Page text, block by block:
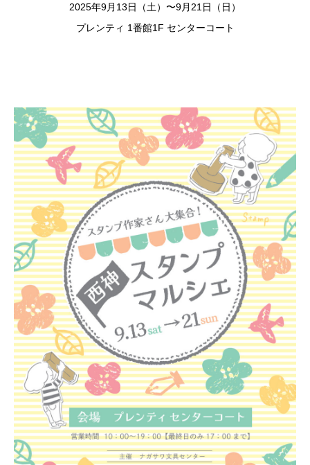
2025年9月13日（土）〜9月21日（日）
プレンティ 1番館1F センターコート